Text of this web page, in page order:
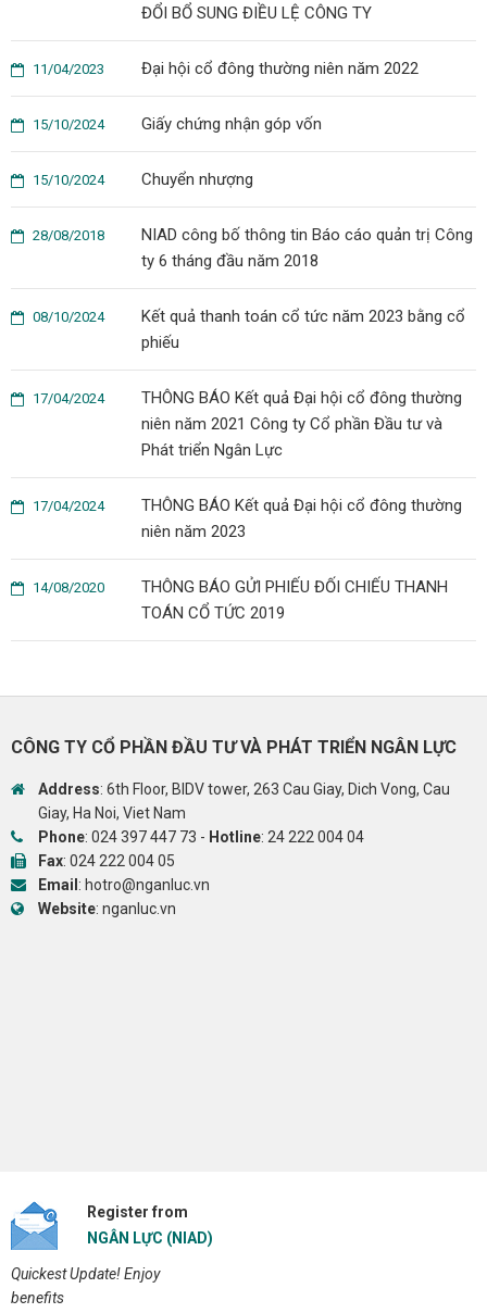
ĐỔI BỔ SUNG ĐIỀU LỆ CÔNG TY
Đại hội cổ đông thường niên năm 2022
11/04/2023
Giấy chứng nhận góp vốn
15/10/2024
Chuyển nhượng
15/10/2024
NIAD công bố thông tin Báo cáo quản trị Công
ty 6 tháng đầu năm 2018
28/08/2018
Kết quả thanh toán cổ tức năm 2023 bằng cổ
phiếu
08/10/2024
THÔNG BÁO Kết quả Đại hội cổ đông thường
niên năm 2021 Công ty Cổ phần Đầu tư và
Phát triển Ngân Lực
17/04/2024
THÔNG BÁO Kết quả Đại hội cổ đông thường
niên năm 2023
17/04/2024
THÔNG BÁO GỬI PHIẾU ĐỐI CHIẾU THANH
TOÁN CỔ TỨC 2019
14/08/2020
CÔNG TY CỔ PHẦN ĐẦU TƯ VÀ PHÁT TRIỂN NGÂN LỰC
Address: 6th Floor, BIDV tower, 263 Cau Giay, Dich Vong, Cau
Giay, Ha Noi, Viet Nam
Phone: 024 397 447 73 - Hotline: 24 222 004 04
Fax: 024 222 004 05
Email : hotro@nganluc.vn
Website: nganluc.vn
Register from
NGÂN LỰC (NIAD)
Quickest Update! Enjoy
benefits